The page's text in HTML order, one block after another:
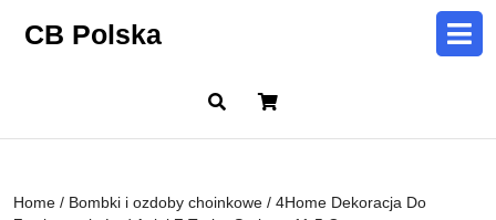
CB Polska
Cart
Home / Bombki i ozdoby choinkowe / 4Home Dekoracja Do